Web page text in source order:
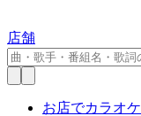
店舗
お店でカラオケ